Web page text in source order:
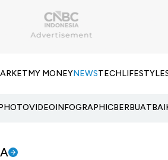
MY MONEYNEWSTECHLIFESTYLE
VIDEOINFOGRAPHIC